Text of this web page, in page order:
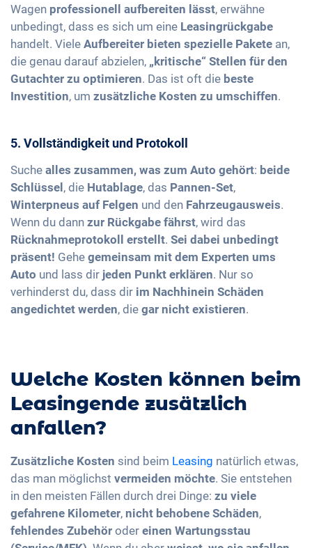
Wagen professionell aufbereiten lässt, erwähne
unbedingt, dass es sich um eine Leasingrückgabe
handelt. Viele Aufbereiter bieten spezielle Pakete an,
die genau darauf abzielen, „kritische“ Stellen für den
Gutachter zu optimieren. Das ist oft die beste
Investition, um zusätzliche Kosten zu umschiffen.
5. Vollständigkeit und Protokoll
Suche alles zusammen, was zum Auto gehört: beide
Schlüssel , die Hutablage, das Pannen-Set,
Winterpneus auf Felgen und den Fahrzeugausweis.
Wenn du dann zur Rückgabe fährst, wird das
Rücknahmeprotokoll erstellt. Sei dabei unbedingt
präsent! Gehe gemeinsam mit dem Experten ums
Auto und lass dir jeden Punkt erklären. Nur so
verhinderst du, dass dir im Nachhinein Schäden
angedichtet werden, die gar nicht existieren.
Welche Kosten können beim
Leasingende zusätzlich
anfallen?
Zusätzliche Kosten sind beim Leasing natürlich etwas,
das man möglichst vermeiden möchte. Sie entstehen
in den meisten Fällen durch drei Dinge: zu viele
gefahrene Kilometer, nicht behobene Schäden,
fehlendes Zubehör oder einen Wartungsstau